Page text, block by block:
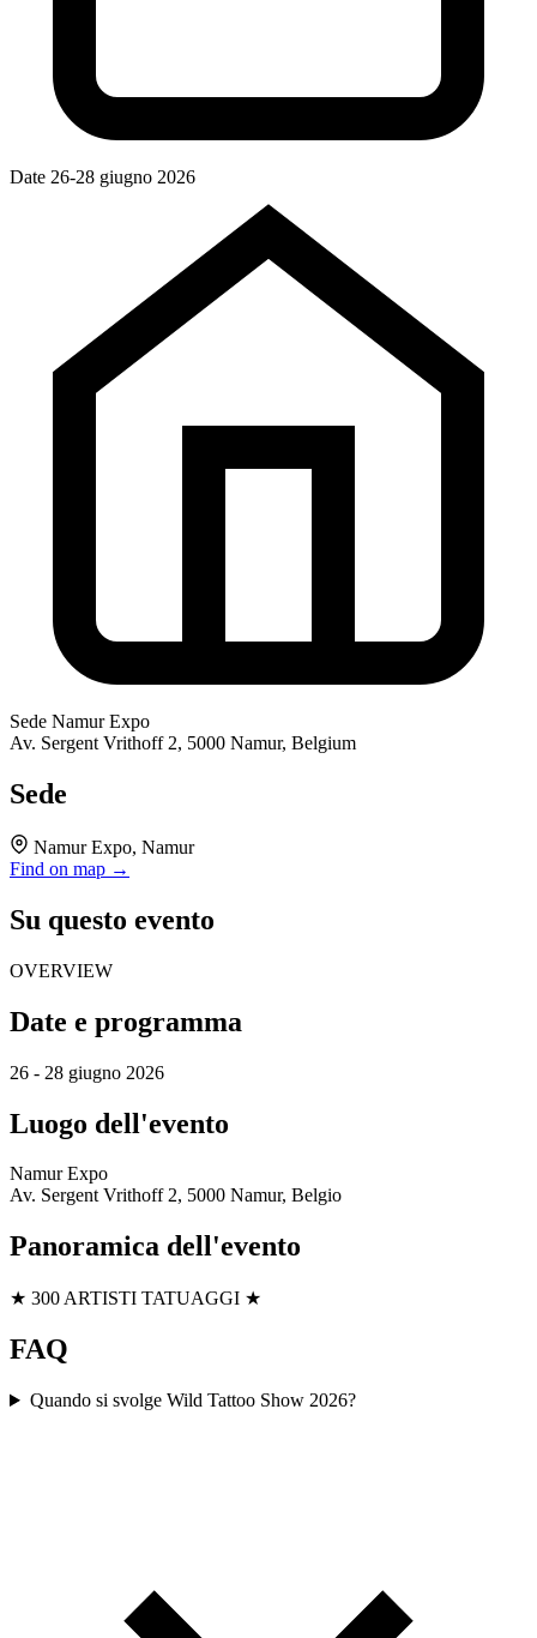
Date 26-28 giugno 2026
Sede Namur Expo
Av. Sergent Vrithoff 2, 5000 Namur, Belgium
Sede
Namur Expo, Namur
Find on map →
Su questo evento
OVERVIEW
Date e programma
26 - 28 giugno 2026
Luogo dell'evento
Namur Expo
Av. Sergent Vrithoff 2, 5000 Namur, Belgio
Panoramica dell'evento
★ 300 ARTISTI TATUAGGI ★
FAQ
Quando si svolge Wild Tattoo Show 2026?